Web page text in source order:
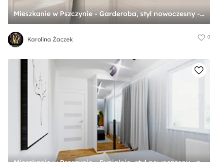
Mieszkanie w Pszczynie - Garderoba, styl nowoczesny - zdjęcie od Karolina Żaczek
Karolina Żaczek 0